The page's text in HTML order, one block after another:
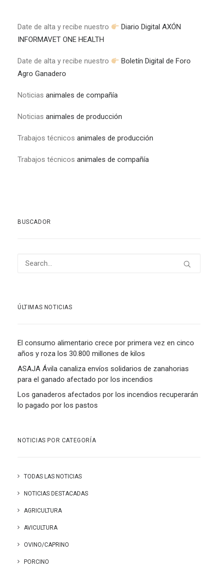
Date de alta y recibe nuestro
Diario Digital AXÓN
INFORMAVET ONE HEALTH
Date de alta y recibe nuestro
Boletín Digital de Foro
Agro Ganadero
Noticias animales de compañía
Noticias animales de producción
Trabajos técnicos animales de producción
Trabajos técnicos animales de compañía
BUSCADOR
ÚLTIMAS NOTICIAS
El consumo alimentario crece por primera vez en cinco
años y roza los 30.800 millones de kilos
ASAJA Ávila canaliza envíos solidarios de zanahorias
para el ganado afectado por los incendios
Los ganaderos afectados por los incendios recuperarán
lo pagado por los pastos
NOTICIAS POR CATEGORÍA
TODAS LAS NOTICIAS
NOTICIAS DESTACADAS
AGRICULTURA
AVICULTURA
OVINO/CAPRINO
PORCINO